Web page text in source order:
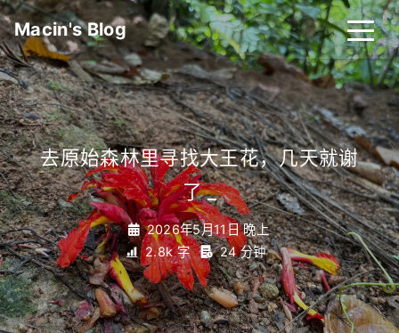
Macin's Blog
去原始森林里寻找大王花，几天就谢
了_
2026年5月11日 晚上
2.8k 字
24 分钟